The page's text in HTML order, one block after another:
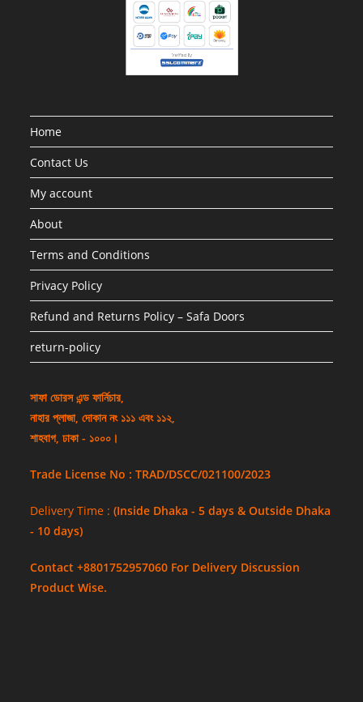
Home
Contact Us
My account
About
Terms and Conditions
Privacy Policy
Refund and Returns Policy – Safa Doors
return-policy
সাফা ডোরস এন্ড ফার্নিচার,
নাহার প্লাজা, দোকান নং ১১১ এবং ১১২,
শাহবাগ, ঢাকা - ১০০০।
Trade License No : TRAD/DSCC/021100/2023
Delivery Time :(Inside Dhaka - 5 days & Outside Dhaka
- 10 days)
Contact +8801752957060 For Delivery Discussion
Product Wise.